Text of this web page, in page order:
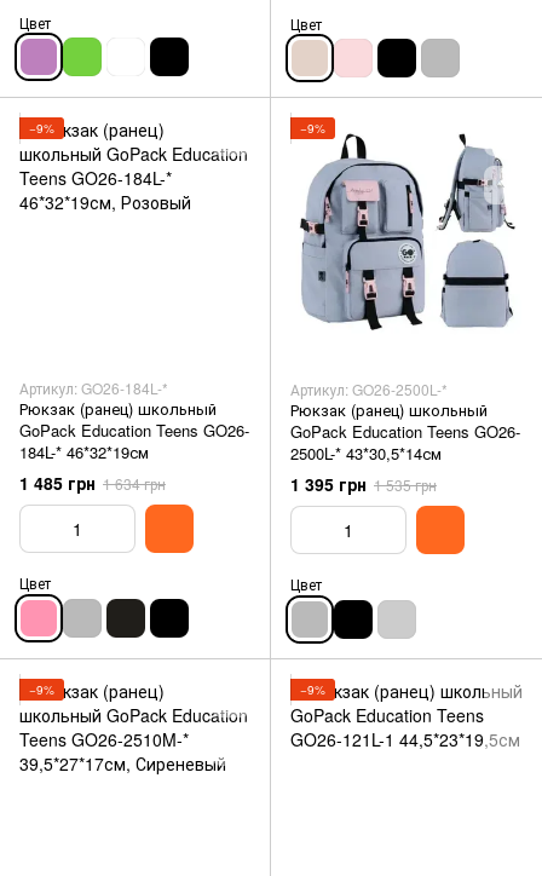
Цвет Цвет
−9%
Артикул: GO26-184L-*
Рюкзак (ранец) школьный
GoPack Education Teens GO26-
184L-* 46*32*19см
1 485 грн 1 634 грн
Цвет
−9%
Артикул: GO26-2500L-*
Рюкзак (ранец) школьный
GoPack Education Teens GO26-
2500L-* 43*30,5*14см
1 395 грн 1 535 грн
Цвет
−9% −9%